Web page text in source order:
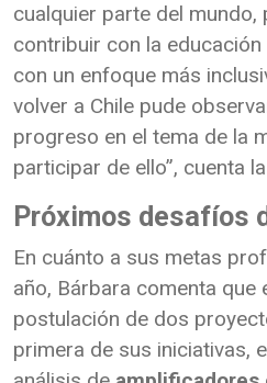
cualquier parte del mundo,
contribuir con la
con un enfoque más
volver a Chile pude
progreso en el tema de la
participar de ello”, cuenta
Próximos desafíos
En cuánto a sus metas
año, Bárbara comenta que
postulación de dos
primera de sus iniciativas,